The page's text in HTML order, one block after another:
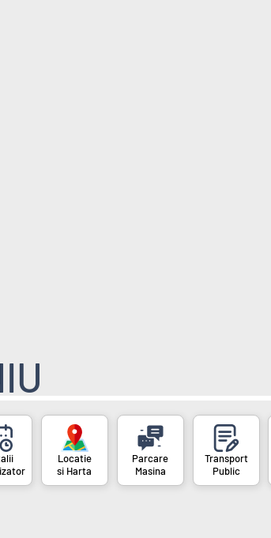
si Harta
Masina
Public